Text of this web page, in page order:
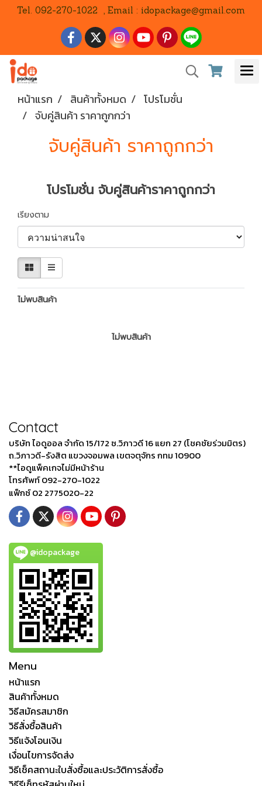
Tel. 092-270-1022 , Email : idopackage@gmail.com
หน้าแรก สินค้าทั้งหมด
โปรโมชั่น
จับคู่สินค้า ราคาถูกกว่า
จับคู่สินค้า ราคาถูกกว่า
โปรโมชั่น จับคู่สินค้าราคาถูกกว่า
เรียงตาม
ไม่พบสินค้า
ไม่พบสินค้า
Contact
บริษัท ไอดูออล จำกัด 15/172 ซ.วิภาวดี 16 แยก 27 (โชคชัยร่วมมิตร)
ถ.วิภาวดี-รังสิต แขวงจอมพล เขตจตุจักร กทม 10900
**ไอดูแพ็คเกจไม่มีหน้าร้าน
โทรศัพท์ 092-270-1022
แฟ็กซ์ 02 2775020-22
@idopackage
Menu
หน้าแรก
สินค้าทั้งหมด
วิธีสมัครสมาชิก
วิธีสั่งซื้อสินค้า
วิธีแจ้งโอนเงิน
เงื่อนไขการจัดส่ง
วิธีเช็คสถานะใบสั่งซื้อและประวัติการสั่งซื้อ